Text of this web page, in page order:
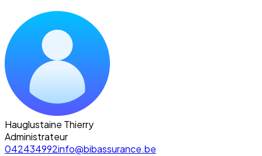
Hauglustaine Thierry
Administrateur
042434992info@bibassurance.be